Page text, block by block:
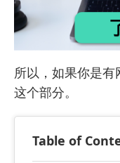
所以，如果你是
这个部分。
Table of